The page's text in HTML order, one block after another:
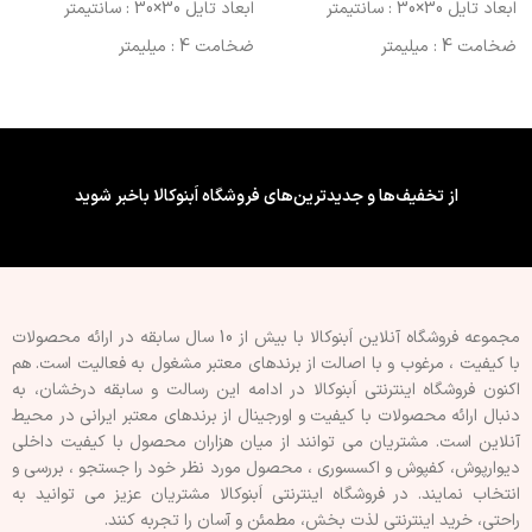
ابعاد تایل 30×30 : سانتیمتر
ضخامت 4 : میلیمتر
ویژگی چسب پشت تایل/پنل : فوم
ابعاد تایل 30×30 : سانتیمتر
ضخامت 4 : میلیمتر
ویژگی چسب پشت تایل/پنل : فوم
دار
از تخفیف‌ها و جدیدترین‌های فروشگاه اَبنوکالا باخبر شوید
مجموعه فروشگاه آنلاین اَبنوکالا با بیش از 10 سال سابقه در ارائه محصولات
با کيفيت ، مرغوب و با اصالت از برندهای معتبر مشغول به فعاليت است. هم
اکنون فروشگاه اینترنتی اَبنوکالا در ادامه اين رسالت و سابقه درخشان، به
دنبال ارائه محصولات با کيفيت و اورجينال از برندهای معتبر ايرانی در محيط
آنلاين است. مشتريان می توانند از ميان هزاران محصول با کيفيت داخلی
دیوارپوش، کفپوش و اکسسوری ، محصول مورد نظر خود را جستجو ، بررسی و
انتخاب نمايند. در فروشگاه اینترنتی اَبنوکالا مشتريان عزیز می توانيد به
راحتی، خرید اینترنتی لذت بخش، مطمئن و آسان را تجربه کنند.